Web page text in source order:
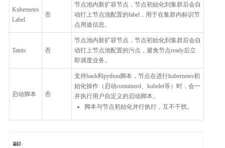
Kubernetes
Label
否
节点池内新扩容节点，节点初始化到集群后会自
动打上节点池配置的label，用于在集群内标识节
点用途信息。
Taints 否
节点池内新扩容节点，节点初始化到集群后会自
动打上节点池配置的污点，避免节点ready后立
即调度业务。
启动脚本 否
支持bash和python脚本，节点在进行kubernetes初
始化操作（启动containerd、kubelet等）时，会一
并执行用户自定义的启动脚本。
脚本与节点初始化并行执行，互不干扰。